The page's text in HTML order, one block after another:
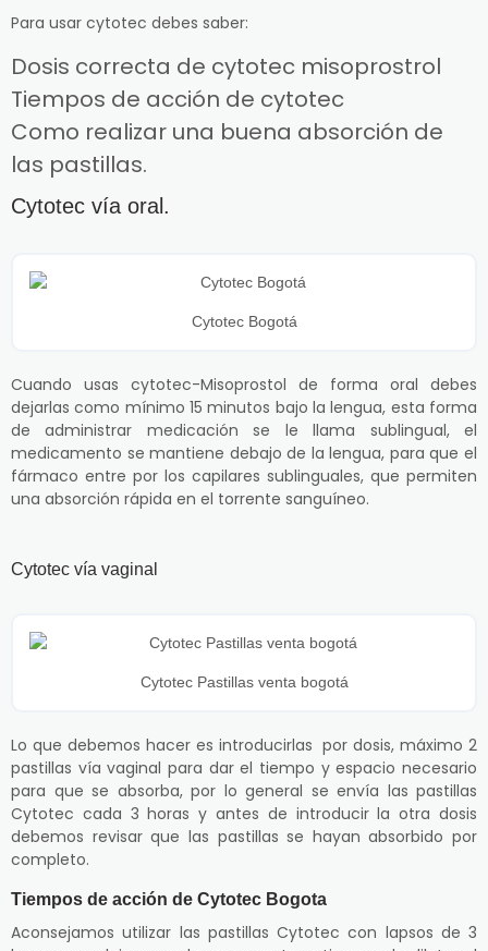
Para usar cytotec debes saber:
Dosis correcta de cytotec misoprostrol
Tiempos de acción de cytotec
Como realizar una buena absorción de
las pastillas.
Cytotec vía oral.
Cytotec Bogotá
Cuando usas cytotec-Misoprostol de forma oral debes
dejarlas como mínimo 15 minutos bajo la lengua, esta forma
de administrar medicación se le llama sublingual, el
medicamento se mantiene debajo de la lengua, para que el
fármaco entre por los capilares sublinguales, que permiten
una absorción rápida en el torrente sanguíneo.
Cytotec vía vaginal
Cytotec Pastillas venta bogotá
Lo que debemos hacer es introducirlas por dosis, máximo 2
pastillas vía vaginal para dar el tiempo y espacio necesario
para que se absorba, por lo general se envía las pastillas
Cytotec cada 3 horas y antes de introducir la otra dosis
debemos revisar que las pastillas se hayan absorbido por
completo.
Tiempos de acción de Cytotec Bogota
Aconsejamos utilizar las pastillas Cytotec con lapsos de 3